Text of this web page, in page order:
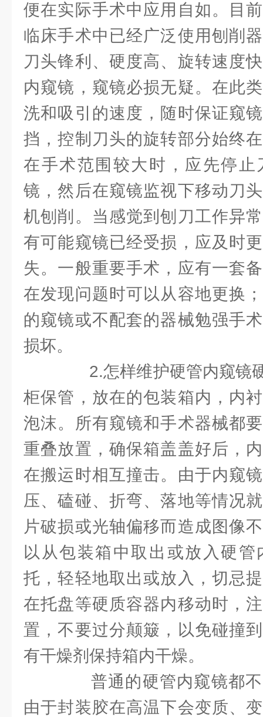
便在实际手术中应用自如。目
临床手术中已经广泛使用刨削
刀头锋利、硬度高、旋转速度
内窥镜，窥镜必损无疑。在此
洗和吸引的速度，随时保证窥
挡，控制刀头的旋转部分始终
在手术范围较大时，应先停止
镜，然后在窥镜监视下移动刀
机刨削。当感觉到刨刀工作异
有可能窥镜已经受损，应及时
失。一般重要手术，应有一套
在发现问题时可以从容地更换
的窥镜或不配套的器械勉强手
损坏。
2.怎样维护硬管内窥镜
柜保管，放在的包装箱内，内
泡沫。所有窥镜和手术器械都
重叠放置，确保箱盖盖好后，
在搬运时相互撞击。由于内窥
压、磕碰、折弯、落地等情况
片破损或光轴偏移而造成图像
以从包装箱中取出或放入硬
托，轻轻地取出或放入，切忌
在托盘等硬质容器内移动时，
置，不要过分颠簸，以免碰撞
有干燥剂保持箱内干燥。
普通的硬管内窥镜都不
由于封装胶在高温下会变质、